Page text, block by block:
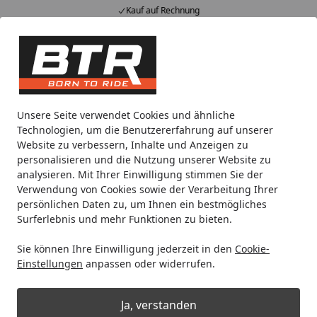
Unsere Seite verwendet Cookies und ähnliche
Technologien, um die Benutzererfahrung auf unserer
Website zu verbessern, Inhalte und Anzeigen zu
personalisieren und die Nutzung unserer Website zu
analysieren. Mit Ihrer Einwilligung stimmen Sie der
Verwendung von Cookies sowie der Verarbeitung Ihrer
persönlichen Daten zu, um Ihnen ein bestmögliches
Surferlebnis und mehr Funktionen zu bieten.
Sie können Ihre Einwilligung jederzeit in den Cookie-
Einstellungen anpassen oder widerrufen.
Ja, verstanden
Kauf auf Rechnung
Alle Produkte
Mein Konto
Suchen
Noch 1 Tag und 1 Stunde
Spare bis zu 35% auf EVOLIFT® Zentralständer
von BTR!
Startseite
Zentralständer GASGAS
Zentralständer für GASGAS
Ihre Artikelübersicht
Kategorien